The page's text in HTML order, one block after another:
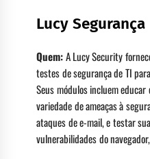
Lucy Segurança
Quem:A Lucy Security
testes de segurança de TI
Seus módulos incluem
variedade de ameaças à
ataques de e-mail, e testar
vulnerabilidades do